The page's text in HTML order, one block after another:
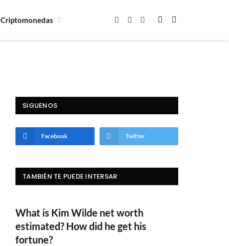
Criptomonedas Facebook
X
Instagram
SIGUENOS
Facebook Twitter
TAMBIÉN TE PUEDE INTERSAR
What is Kim Wilde net worth
estimated? How did he get his
fortune?